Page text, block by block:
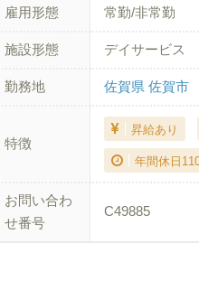
雇用形態 常勤/非常勤
施設形態 デイサービス
勤務地 佐賀県 佐賀市
特徴
昇給あり
年間休日
お問い合わ
せ番号
C49885